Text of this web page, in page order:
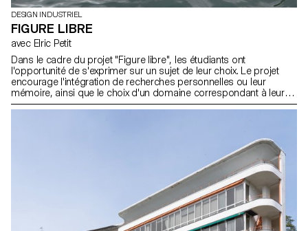
DESIGN INDUSTRIEL
FIGURE LIBRE
avec Elric Petit
Dans le cadre du projet "Figure libre", les étudiants ont
l'opportunité de s'exprimer sur un sujet de leur choix. Le projet
encourage l'intégration de recherches personnelles ou leur
mémoire, ainsi que le choix d'un domaine correspondant à leurs
aspirations professionnelles après leurs études, que ce soit dans